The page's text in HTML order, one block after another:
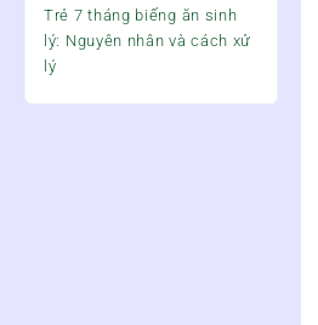
Trẻ 7 tháng biếng ăn sinh
lý: Nguyên nhân và cách xử
lý